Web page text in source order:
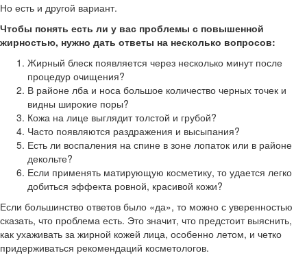
Но есть и другой вариант.
Чтобы понять есть ли у вас проблемы с повышенной
жирностью, нужно дать ответы на несколько вопросов:
Жирный блеск появляется через несколько минут после
процедур очищения?
В районе лба и носа большое количество черных точек и
видны широкие поры?
Кожа на лице выглядит толстой и грубой?
Часто появляются раздражения и высыпания?
Есть ли воспаления на спине в зоне лопаток или в районе
декольте?
Если применять матирующую косметику, то удается легко
добиться эффекта ровной, красивой кожи?
Если большинство ответов было «да», то можно с уверенностью
сказать, что проблема есть. Это значит, что предстоит выяснить,
как ухаживать за жирной кожей лица, особенно летом, и четко
придерживаться рекомендаций косметологов.